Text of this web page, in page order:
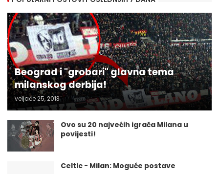
Beograd i "grobari" glavna tema
milanskog derbija!
veljače 25, 2013
Ovo su 20 najvećih igrača Milana u
povijesti!
Celtic - Milan: Moguće postave